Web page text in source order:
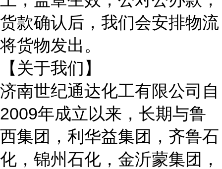
货款确认后，我们会安排物流
将货物发出。
【关于我们】
济南世纪通达化工有限公司自
2009年成立以来，长期与鲁
西集团，利华益集团，齐鲁石
化，锦州石化，金沂蒙集团，